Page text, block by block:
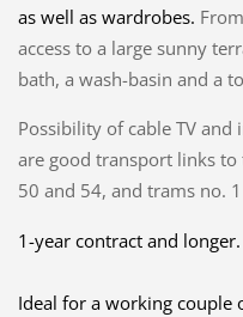
as well as wardrobes.
access to a large sunny
bath, a wash-basin and a
Possibility of cable TV and
are good transport links to
50 and 54, and trams no.
1-year contract and
Ideal for a working couple